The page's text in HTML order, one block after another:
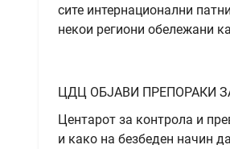
сите интернационални
некои региони обележани
ЦДЦ ОБЈАВИ ПРЕПОРАКИ
Центарот за контрола и
и како на безбеден начин